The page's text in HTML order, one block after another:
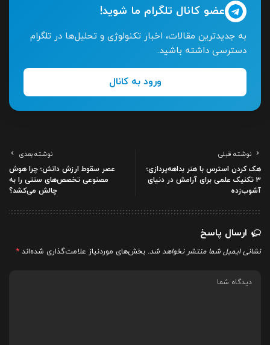
عضو کانال تلگرام ما شوید!
به جدیدترین مقالات، اخبار تکنولوژی و تحلیل‌ها در تلگرام
دسترسی داشته باشید.
ورود به کانال
نوشته قبلی
هک کردن استرس با هنر بداهه‌پردازی؛
۳ تکنیک علمی برای آرامش در دنیای
آشوب‌زده
نوشته بعدی
عصر سقوط ارزش دانش؛ چرا هوش
مصنوعی تخصص‌های سنتی را به
چالش می‌کشد؟
ارسال پاسخ
نشانی ایمیل شما منتشر نخواهد شد. بخش‌های موردنیاز علامت‌گذاری شده‌اند *